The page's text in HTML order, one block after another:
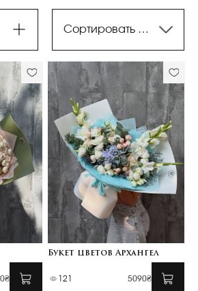
Сортировать по последним
Букет цветов Архангел
121 5090₴